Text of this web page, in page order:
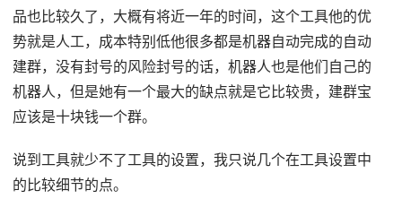
品也比较久了，大概有将近一年的时间，这个工具他的优
势就是人工，成本特别低他很多都是机器自动完成的自动
建群，没有封号的风险封号的话，机器人也是他们自己的
机器人，但是她有一个最大的缺点就是它比较贵，建群宝
应该是十块钱一个群。
说到工具就少不了工具的设置，我只说几个在工具设置中
的比较细节的点。